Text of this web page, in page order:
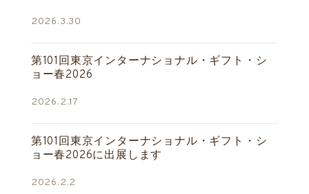
2026.3.30
第101回東京インターナショナル・ギフト・シ
ョー春2026
2026.2.17
第101回東京インターナショナル・ギフト・シ
ョー春2026に出展します
2026.2.2